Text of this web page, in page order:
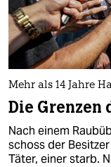
Mehr als 14 Jahre
Die Grenzen
Nach einem
schoss der
Täter, einer starb.